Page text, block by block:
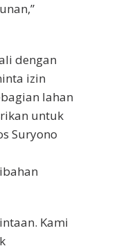
dengan
izin
lahan
untuk
Suryono
Kami